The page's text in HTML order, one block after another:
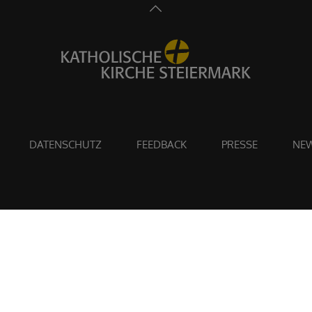
DATENSCHUTZ FEEDBACK PRESSE